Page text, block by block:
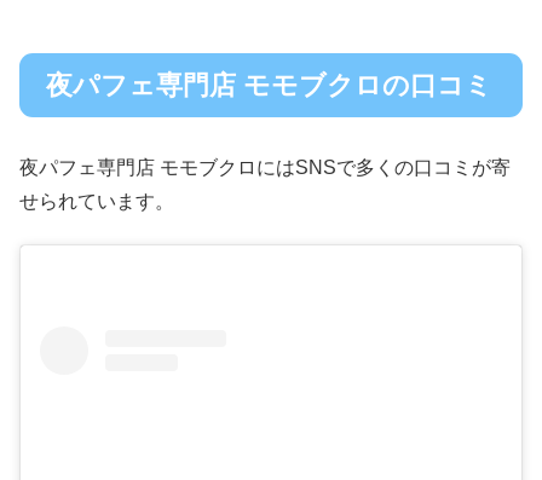
夜パフェ専門店 モモブクロの口コミ
夜パフェ専門店 モモブクロにはSNSで多くの口コミが寄
せられています。